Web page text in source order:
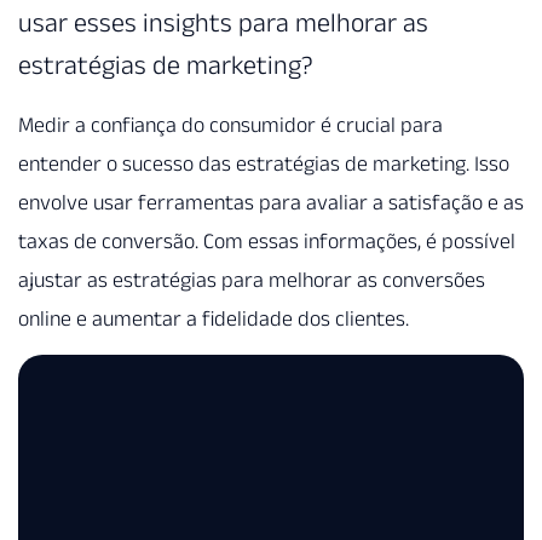
usar esses insights para melhorar as
estratégias de marketing?
Medir a confiança do consumidor é crucial para
entender o sucesso das estratégias de marketing. Isso
envolve usar ferramentas para avaliar a satisfação e as
taxas de conversão. Com essas informações, é possível
ajustar as estratégias para melhorar as conversões
online e aumentar a fidelidade dos clientes.